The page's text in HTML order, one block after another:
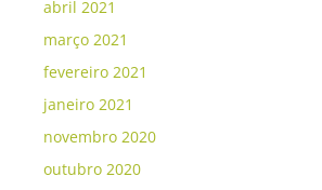
abril 2021
março 2021
fevereiro 2021
janeiro 2021
novembro 2020
outubro 2020